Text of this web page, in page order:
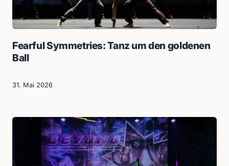
Fearful Symmetries: Tanz um den goldenen
Ball
31. Mai 2026